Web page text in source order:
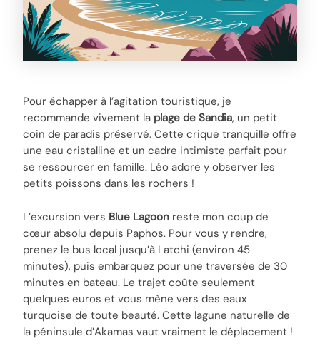
Pour échapper à l’agitation touristique, je
recommande vivement la plage de Sandia, un petit
coin de paradis préservé. Cette crique tranquille offre
une eau cristalline et un cadre intimiste parfait pour
se ressourcer en famille. Léo adore y observer les
petits poissons dans les rochers !
L’excursion vers Blue Lagoon reste mon coup de
cœur absolu depuis Paphos. Pour vous y rendre,
prenez le bus local jusqu’à Latchi (environ 45
minutes), puis embarquez pour une traversée de 30
minutes en bateau. Le trajet coûte seulement
quelques euros et vous mène vers des eaux
turquoise de toute beauté. Cette lagune naturelle de
la péninsule d’Akamas vaut vraiment le déplacement !